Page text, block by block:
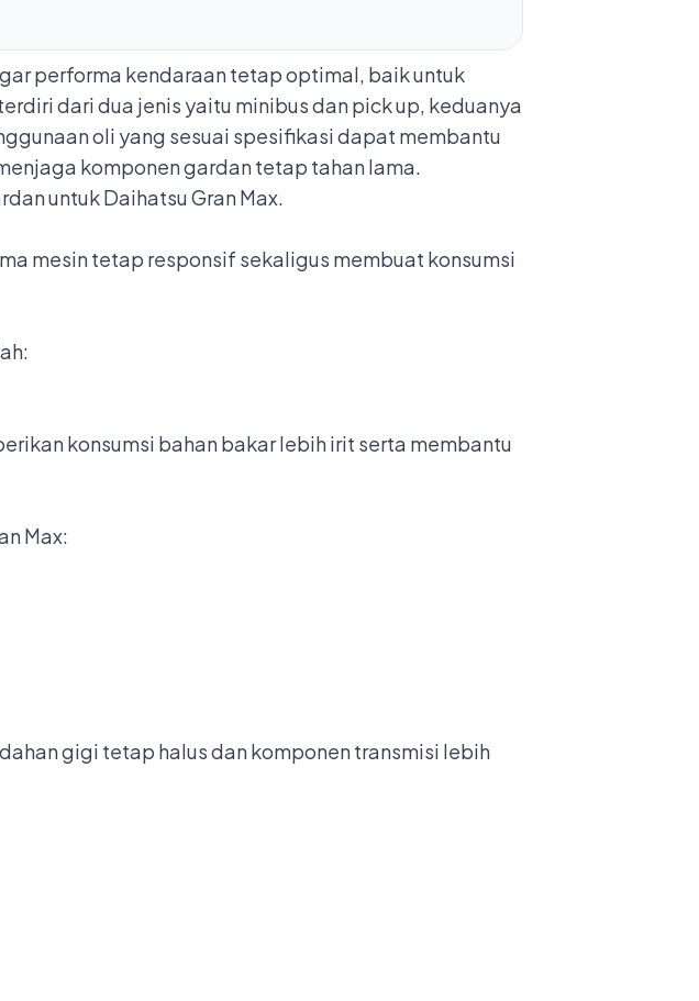
performa kendaraan tetap optimal, baik untuk
dari dua jenis yaitu minibus dan pick up, keduanya
oli yang sesuai spesifikasi dapat membantu
komponen gardan tetap tahan lama.
untuk Daihatsu Gran Max.
mesin tetap responsif sekaligus membuat konsumsi
konsumsi bahan bakar lebih irit serta membantu
Max:
gigi tetap halus dan komponen transmisi lebih